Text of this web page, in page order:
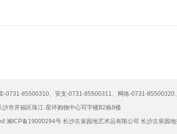
-0731-85500310、安支-0731-85500311、网络-0731-85500320
沙市开福区珠江·星环购物中心写字楼B2栋8楼
ICP备19000294号 长沙古泉园地艺术品有限公司 长沙古泉园